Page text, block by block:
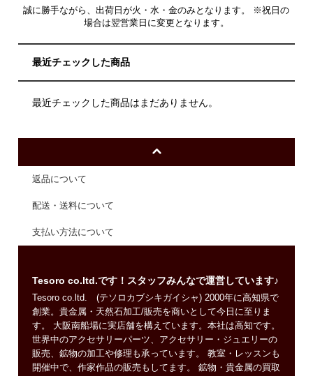
誠に勝手ながら、出荷日が火・水・金のみとなります。 ※祝日の
場合は翌営業日に変更となります。
最近チェックした商品
最近チェックした商品はまだありません。
返品について
配送・送料について
支払い方法について
Tesoro co.ltd.です！スタッフみんなで運営しています♪
Tesoro co.ltd. (テソロカブシキガイシャ) 2000年に高知県で
創業。貴金属・天然石加工/販売を商いとして今日に至りま
す。 大阪南船場に実店舗を構えています。本社は高知です。
世界中のアクセサリーパーツ、アクセサリー・ジュエリーの
販売、鉱物の加工や修理も承っています。 教室・レッスンも
開催中で、作家作品の販売もしてます。 鉱物・貴金属の買取